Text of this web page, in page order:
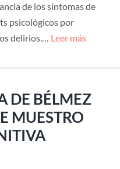
de los síntomas de
psicológicos por
delirios.… Leer más
DE BÉLMEZ
MUESTRO